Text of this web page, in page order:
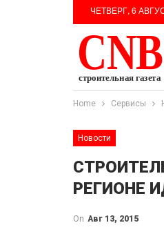
ЧЕТВЕРГ, 6
Home Сервисы
Новости
РЕГИОНЕ
On Авг 13, 2015